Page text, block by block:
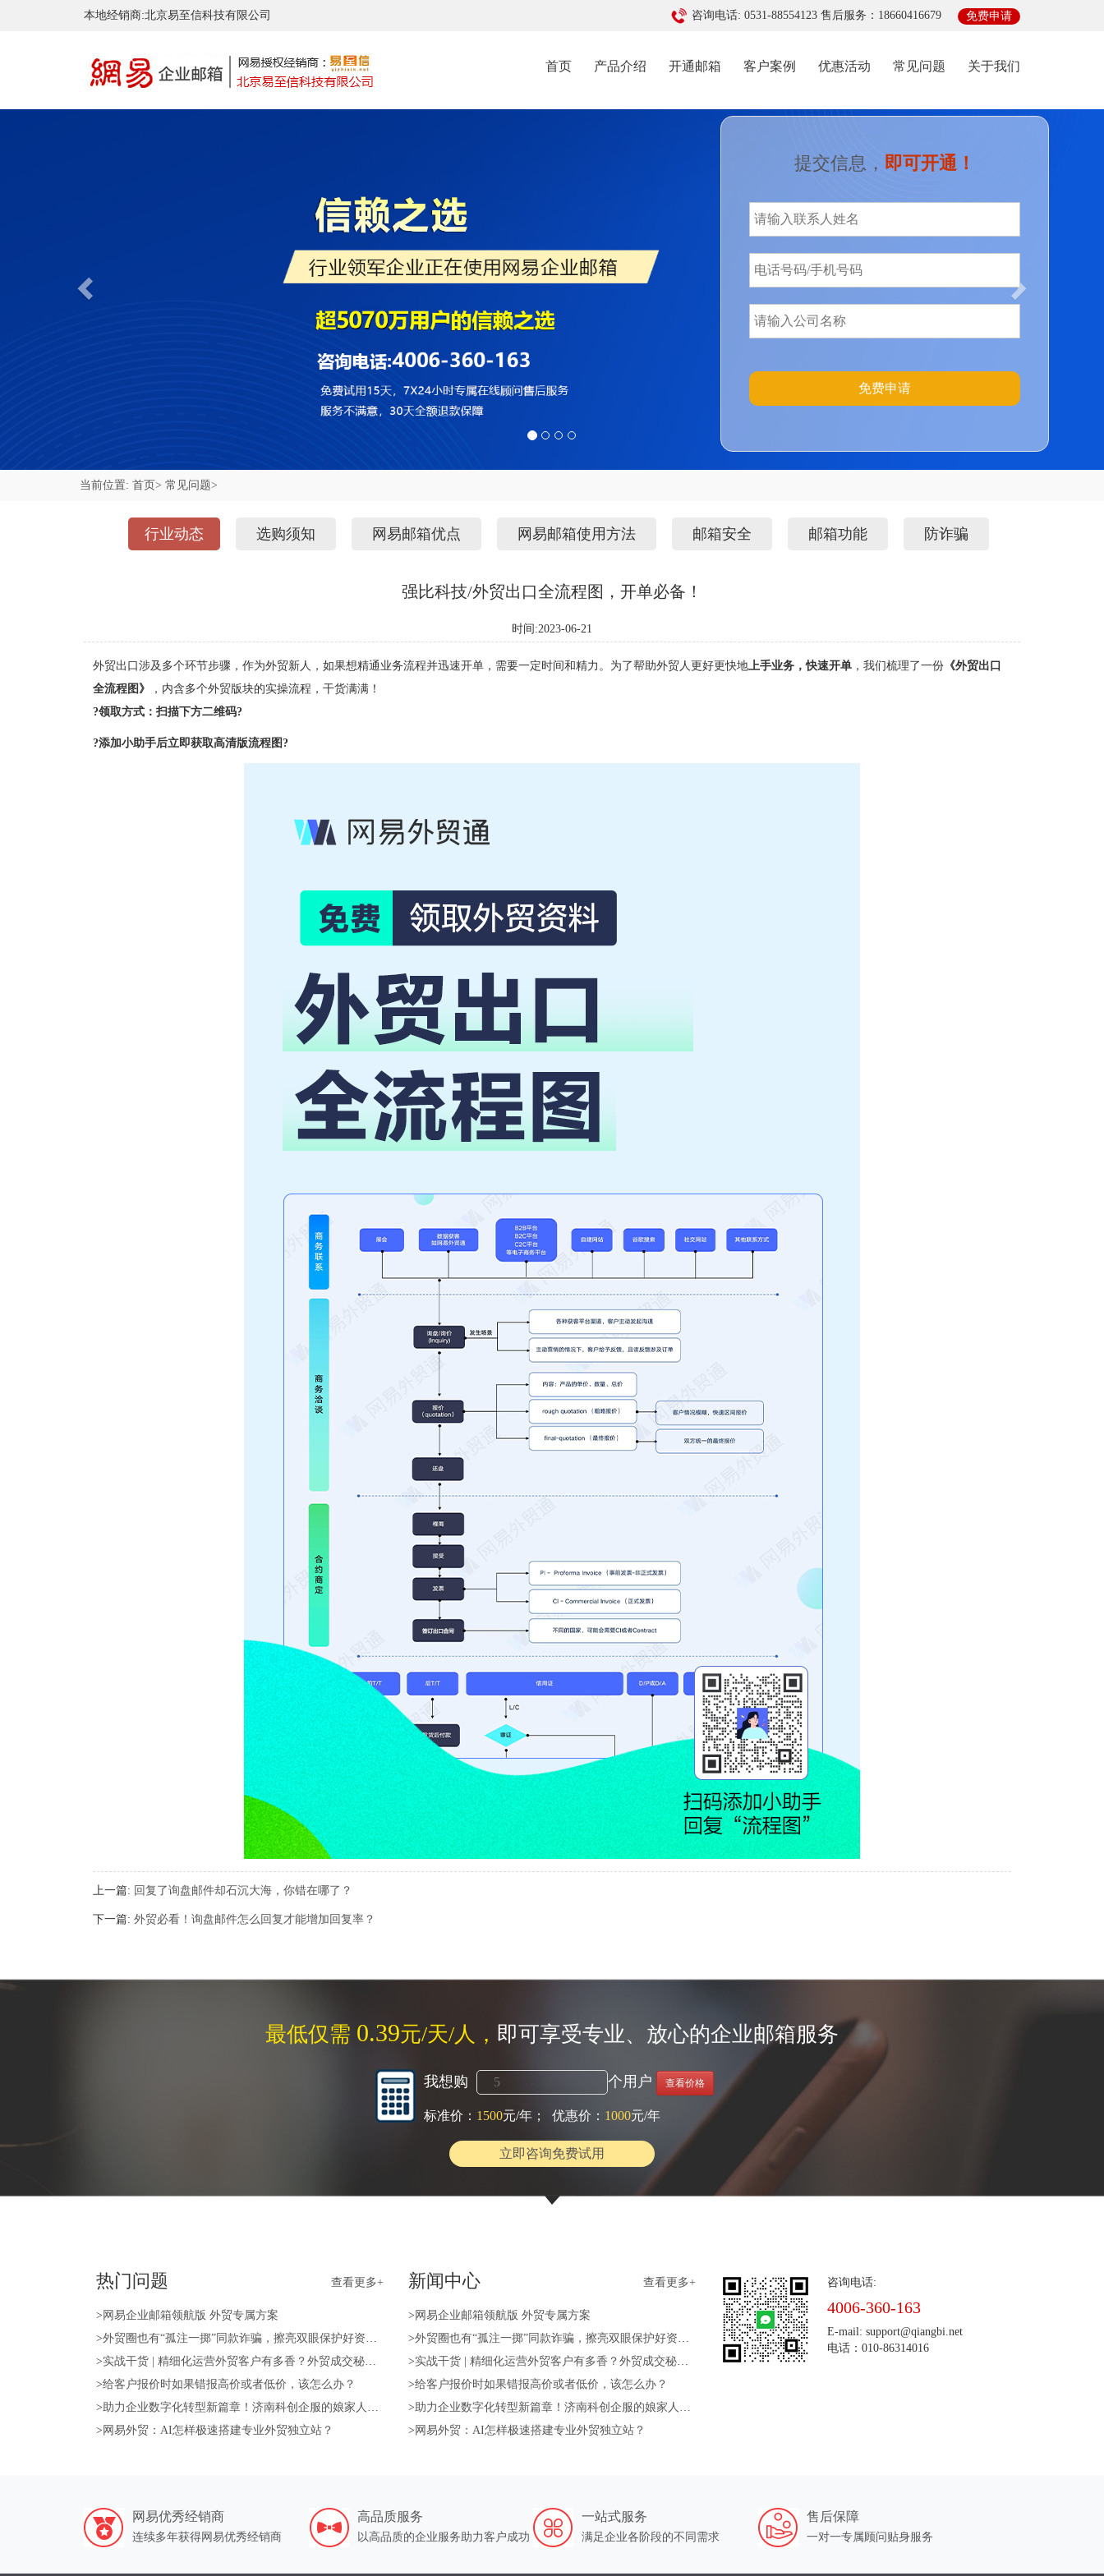
本地经销商:北京易至信科技有限公司 免费申请
咨询电话: 0531-88554123 售后服务：18660416679
首页 产品介绍 开通邮箱 客户案例 优惠活动 常见问题 关于我们
Previous Next
提交信息， 即可开通！
免费申请
当前位置: 首页> 常见问题>
行业动态 选购须知 网易邮箱优点 网易邮箱使用方法 邮箱安全 邮箱功能 防诈骗
强比科技/外贸出口全流程图，开单必备！
时间:2023-06-21
外贸出口涉及多个环节步骤，作为外贸新人，如果想精通业务流程并迅速开单，需要一定时间和精力。为了帮助外贸人更好更快地上手业务，快速开单 ，我们梳理了一份 《外贸出口
全流程图》
，内含多个外贸版块的实操流程，干货满满！
?领取方式：扫描下方二维码?
?添加小助手后立即获取高清版流程图?
上一篇: 回复了询盘邮件却石沉大海，你错在哪了？
下一篇:外贸必看！询盘邮件怎么回复才能增加回复率？
最低仅需 0.39元/天/人， 即可享受专业、放心的企业邮箱服务
我想购 个用户 查看价格
标准价： 1500元/年； 优惠价： 1000元/年
立即咨询免费试用
查看更多+
热门问题
> 网易企业邮箱领航版 外贸专属方案
>外贸圈也有“孤注一掷”同款诈骗，擦亮双眼保护好资产！
>实战干货 | 精细化运营外贸客户有多香？外贸成交秘籍送上！
>给客户报价时如果错报高价或者低价，该怎么办？
>助力企业数字化转型新篇章！济南科创企服的娘家人—山东强比来帮您！
> 网易外贸：AI怎样极速搭建专业外贸独立站？
查看更多+
新闻中心
> 网易企业邮箱领航版 外贸专属方案
>外贸圈也有“孤注一掷”同款诈骗，擦亮双眼保护好资产！
>实战干货 | 精细化运营外贸客户有多香？外贸成交秘籍送上！
>给客户报价时如果错报高价或者低价，该怎么办？
>助力企业数字化转型新篇章！济南科创企服的娘家人—山东强比来帮您！
> 网易外贸：AI怎样极速搭建专业外贸独立站？
咨询电话:
4006-360-163
E-mail: support@qiangbi.net
电话：010-86314016
网易优秀经销商
连续多年获得网易优秀经销商
高品质服务
以高品质的企业服务助力客户成功
一站式服务
满足企业各阶段的不同需求
售后保障
一对一专属顾问贴身服务